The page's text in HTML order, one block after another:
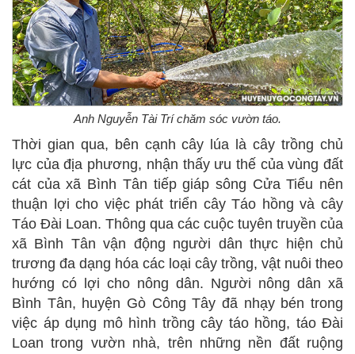
Anh Nguyễn Tài Trí chăm sóc vườn táo.
Thời gian qua, bên cạnh cây lúa là cây trồng chủ
lực của địa phương, nhận thấy ưu thế của vùng đất
cát của xã Bình Tân tiếp giáp sông Cửa Tiểu nên
thuận lợi cho việc phát triển cây Táo hồng và cây
Táo Đài Loan. Thông qua các cuộc tuyên truyền của
xã Bình Tân vận động người dân thực hiện chủ
trương đa dạng hóa các loại cây trồng, vật nuôi theo
hướng có lợi cho nông dân. Người nông dân xã
Bình Tân, huyện Gò Công Tây đã nhạy bén trong
việc áp dụng mô hình trồng cây táo hồng, táo Đài
Loan trong vườn nhà, trên những nền đất ruộng